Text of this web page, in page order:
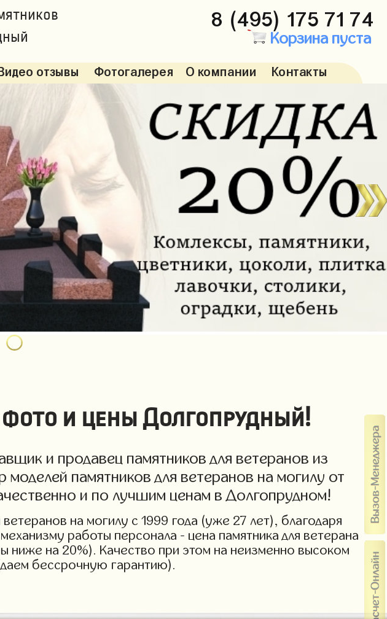
8 (495) 175 71 74
Корзина пуста
отзывы Фотогалерея О компании Контакты
и цены Долгопрудный!
и продавец памятников для ветеранов из
памятников для ветеранов на могилу от
и по лучшим ценам в Долгопрудном!
на могилу с 1999 года (уже 27 лет), благодаря
работы персонала - цена памятника для ветерана
ниже на 20%). Качество при этом на неизменно высоком
бессрочную гарантию).